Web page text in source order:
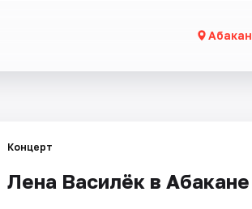
Абакан
Концерт
Лена Василёк в Абакане